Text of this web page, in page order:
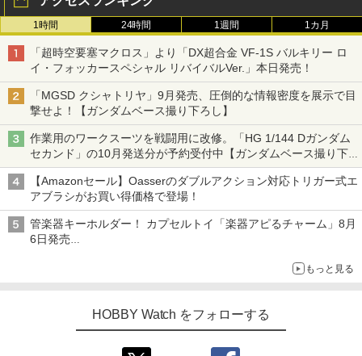
1時間 24時間 1週間 1カ月
「超時空要塞マクロス」より「DX超合金 VF-1S バルキリー ロ
イ・フォッカースペシャル リバイバルVer.」本日発売！
「MGSD クシャトリヤ」9月発売、圧倒的な情報密度を展示で目
撃せよ！【ガンダムベース撮り下ろし】
作業用のワークスーツを戦闘用に改修。「HG 1/144 Dガンダム
セカンド」の10月発送分が予約受付中【ガンダムベース撮り下
ろし】
【Amazonセール】Oasserのダブルアクション対応トリガー式エ
アブラシがお買い得価格で登場！
管楽器キーホルダー！ カプセルトイ「楽器アピるチャーム」8月
6日発売
もっと見る
HOBBY Watch をフォローする